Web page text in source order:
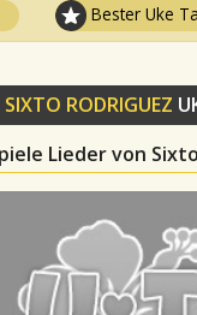
Bester Uke
SIXTO RODRIGUEZ
Lieder von